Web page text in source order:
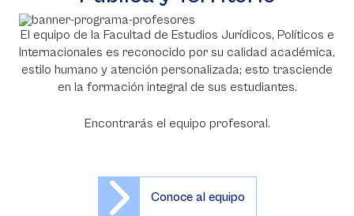
El equipo de la Facultad de Estudios Jurídicos, Políticos e
Internacionales es reconocido por su calidad académica,
estilo humano y atención personalizada; esto trasciende
en la formación integral de sus estudiantes.
Encontrarás el equipo profesoral.
Conoce al equipo